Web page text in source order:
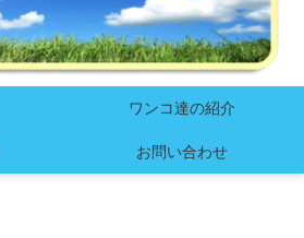
ワンコ達の紹介
お問い合わせ